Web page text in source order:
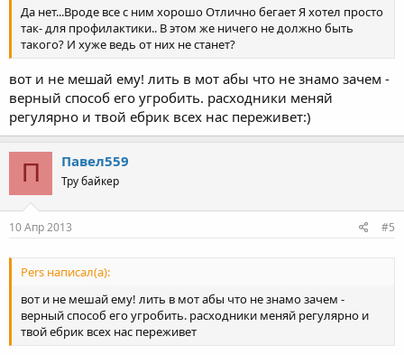
Да нет...Вроде все с ним хорошо Отлично бегает Я хотел просто
так- для профилактики.. В этом же ничего не должно быть
такого? И хуже ведь от них не станет?
вот и не мешай ему! лить в мот абы что не знамо зачем -
верный способ его угробить. расходники меняй
регулярно и твой ебрик всех нас переживет:)
П Павел559
Тру байкер
10 Апр 2013 #5
Pers написал(а):
вот и не мешай ему! лить в мот абы что не знамо зачем -
верный способ его угробить. расходники меняй регулярно и
твой ебрик всех нас переживет